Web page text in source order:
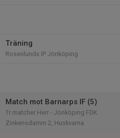
Träning
Rosenlunds IP Jönköping
Match mot Barnarps IF (5)
Tr.matcher Herr - Jönköping FDK
Zinkensdamm 2, Huskvarna